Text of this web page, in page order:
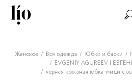
Женское Вся одежда Юбки и баски
EVGENIY AGUREEV |
черная кожаная юбка-миди с